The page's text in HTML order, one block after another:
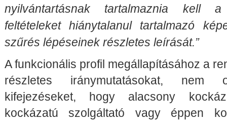
nyilvántartásnak tartalmaznia kell
feltételeket hiánytalanul tartalmazó
szűrés lépéseinek részletes leírását.”
A funkcionális profil megállapításához a
részletes iránymutatásokat, nem
kifejezéseket, hogy alacsony
kockázatú szolgáltató vagy éppen